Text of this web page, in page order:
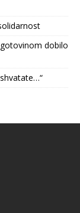
dobilo